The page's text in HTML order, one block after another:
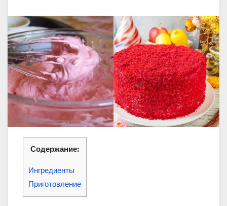
Содержание:
Ингредиенты
Приготовление